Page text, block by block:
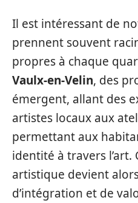
Il est intéressant de
prennent souvent
propres à chaque
Vaulx-en-Velin, des
émergent, allant des
artistes locaux aux
permettant aux
identité à travers
artistique devient
d’intégration et de